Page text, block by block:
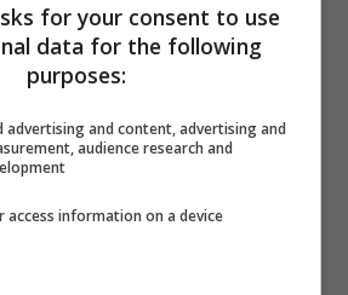
d’Ampezzo
for your consent to use
data for the following
purposes:
advertising and content, advertising and
audience research and
access information on a device